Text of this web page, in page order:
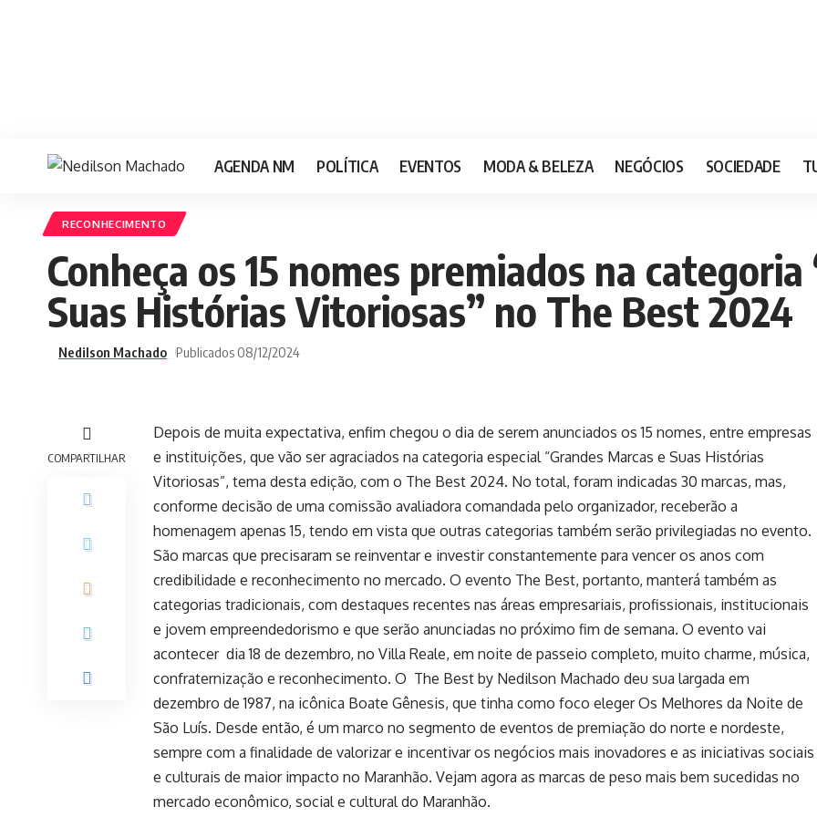
AGENDA NM POLÍTICA EVENTOS MODA & BELEZA NEGÓCIOS SOCIEDADE
RECONHECIMENTO
Conheça os 15 nomes premiados na
Suas Histórias Vitoriosas” no The Best 2024
Nedilson Machado Publicados 08/12/2024
COMPARTILHAR
Depois de muita expectativa, enfim chegou o dia de serem anunciados os 15 nomes, entre empresas
e instituições, que vão ser agraciados na categoria especial “Grandes Marcas e Suas Histórias
Vitoriosas”, tema desta edição, com o The Best 2024. No total, foram indicadas 30 marcas, mas,
conforme decisão de uma comissão avaliadora comandada pelo organizador, receberão a
homenagem apenas 15, tendo em vista que outras categorias também serão privilegiadas no evento.
São marcas que precisaram se reinventar e investir constantemente para vencer os anos com
credibilidade e reconhecimento no mercado. O evento The Best, portanto, manterá também as
categorias tradicionais, com destaques recentes nas áreas empresariais, profissionais, institucionais
e jovem empreendedorismo e que serão anunciadas no próximo fim de semana. O evento vai
acontecer dia 18 de dezembro, no Villa Reale, em noite de passeio completo, muito charme, música,
confraternização e reconhecimento. O The Best by Nedilson Machado deu sua largada em
dezembro de 1987, na icônica Boate Gênesis, que tinha como foco eleger Os Melhores da Noite de
São Luís. Desde então, é um marco no segmento de eventos de premiação do norte e nordeste,
sempre com a finalidade de valorizar e incentivar os negócios mais inovadores e as iniciativas sociais
e culturais de maior impacto no Maranhão. Vejam agora as marcas de peso mais bem sucedidas no
mercado econômico, social e cultural do Maranhão.